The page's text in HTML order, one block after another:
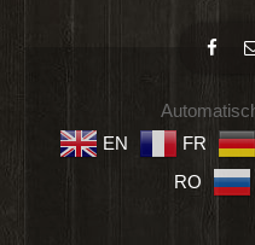
EN
FR
RO